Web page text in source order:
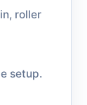
roller
setup.